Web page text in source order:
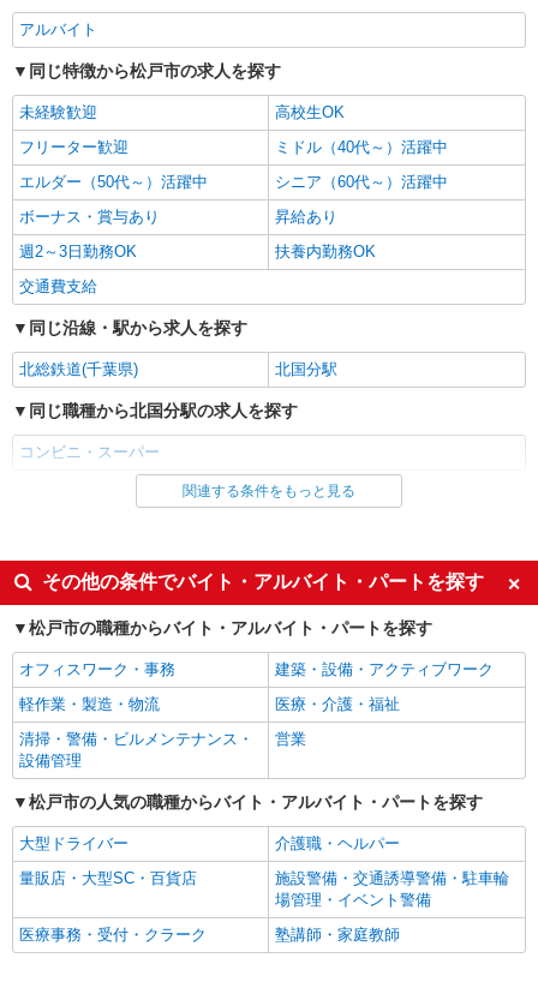
パート
ライフ松戸二十世紀ヶ丘店（店舗コード850）
レジ
時給1,150円以上
ライフ松戸二十世紀ヶ丘店 千葉県松戸市二十
世紀が丘中松町97
詳細を見る
パート
生活協同組合コープみらい コープ新松戸店
野菜・果物の品出し
時給1205円〜時給1355円※時間・曜日によ
る ※加給含む 時給1205円〜 ※9時迄 時給＋
キープ 詳細を見る
パート
サミットストア 松戸新田店
スーパー店内ベーカリースタッフ
時給1140円 ★22時以降は平日時給の3割増！
（22時以降の勤務がある場合）
■サミットストア 松戸新田店 千葉県松戸市
サミットストア テラスモール松戸店
スーパー店内レジスタッフ
（22時以降の勤務がある場合）
■サミットストア テラスモール松戸店 千葉県
アルバイト
同じ特徴から松戸市の求人を探す
未経験歓迎
高校生OK
フリーター歓迎
ミドル（40代～）活躍中
エルダー（50代～）活躍中
シニア（60代～）活躍中
ボーナス・賞与あり
昇給あり
週2～3日勤務OK
扶養内勤務OK
交通費支給
同じ沿線・駅から求人を探す
北総鉄道(千葉県) 北国分駅
同じ職種から北国分駅の求人を探す
コンビニ・スーパー
同じ雇用形態から北国分駅の求人を探す
同じ特徴から北国分駅の求人を探す
未経験歓迎
高校生OK
フリーター歓迎
ミドル（40代～）活躍中
エルダー（50代～）活躍中
シニア（60代～）活躍中
ボーナス・賞与あり
昇給あり
週2～3日勤務OK
交通費支給
同じ職種から求人を探す
販売・接客サービス
同じ特徴から求人を探す
関連する条件をもっと見る
その他の条件でバイト・アルバイト・パートを探す
松戸市の職種からバイト・アルバイト・パートを探す
オフィスワーク・事務
建築・設備・アクティブワーク
軽作業・製造・物流
医療・介護・福祉
清掃・警備・ビルメンテナンス・
設備管理
営業
松戸市の人気の職種からバイト・アルバイト・パートを探す
大型ドライバー
介護職・ヘルパー
量販店・大型SC・百貨店
施設警備・交通誘導警備・駐車輪
場管理・イベント警備
医療事務・受付・クラーク
塾講師・家庭教師